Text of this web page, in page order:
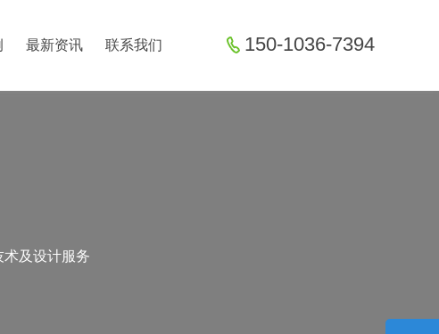
150-1036-7394
最新资讯 联系我们
及设计服务